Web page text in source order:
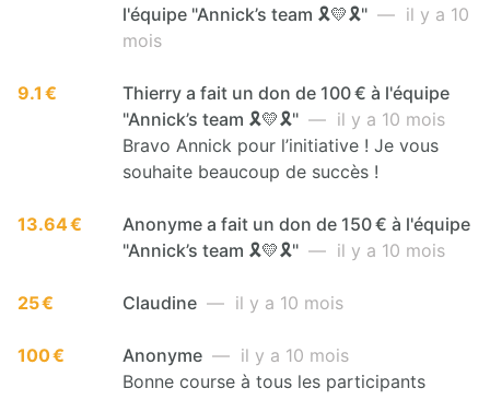
l'équipe "Annick’s team 🎗️💛🎗️" — il y a 10
mois
9.1 €
Thierry a fait un don de 100 € à l'équipe
"Annick’s team 🎗️💛🎗️" — il y a 10 mois
Bravo Annick pour l’initiative ! Je vous
souhaite beaucoup de succès !
13.64 €
Anonyme a fait un don de 150 € à l'équipe
"Annick’s team 🎗️💛🎗️" — il y a 10 mois
25 € Claudine — il y a 10 mois
100 € Anonyme — il y a 10 mois
Bonne course à tous les participants